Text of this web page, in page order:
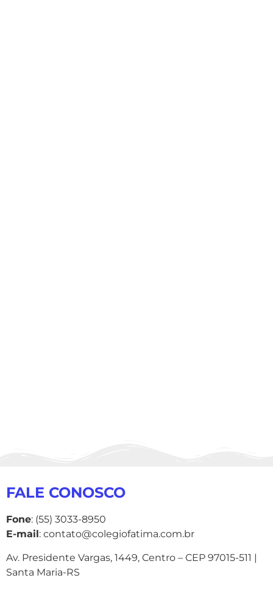
FALE CONOSCO
Fone: (55) 3033-8950
E-mail: contato@colegiofatima.com.br
Av. Presidente Vargas, 1449, Centro – CEP 97015-511 |
Santa Maria-RS